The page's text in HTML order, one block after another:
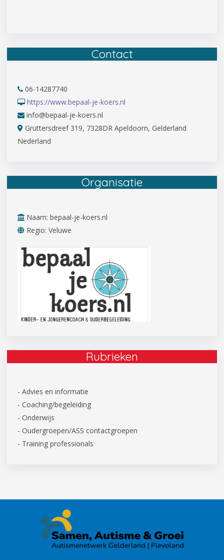
Contact
06-14287740
https://www.bepaal-je-koers.nl
info@bepaal-je-koers.nl
Gruttersdreef 319, 7328DR Apeldoorn, Gelderland
Nederland
Organisatie
Naam: bepaal-je-koers.nl
Regio: Veluwe
Rubrieken
- Advies en informatie
- Coaching/begeleiding
- Onderwijs
- Oudergroepen/ASS contactgroepen
- Training professionals